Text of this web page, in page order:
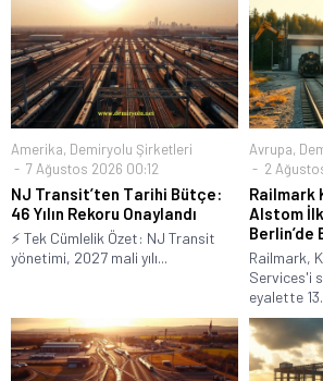
Amerika, Demiryolu Şirketleri
7 Ağustos 2026 00:12
NJ Transit’ten Tarihi Bütçe:
46 Yılın Rekoru Onaylandı
⚡ Tek Cümlelik Özet: NJ Transit
yönetimi, 2027 mali yılı...
Avrupa,
2
Railmark
Alstom İlk
Berlin’de
Railmark,
Services'i
eyalette